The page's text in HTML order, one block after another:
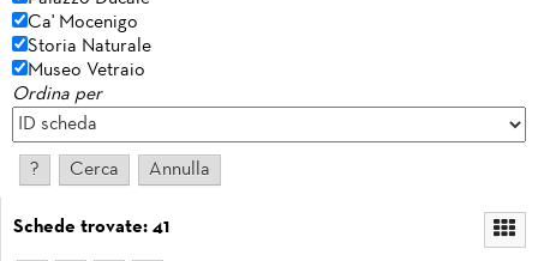
Ca' Mocenigo
Storia Naturale
Museo Vetraio
Ordina per
Schede trovate: 41